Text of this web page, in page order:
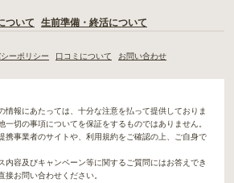
ついて 生前準備・終活について
ーポリシー 口コミについて お問い合わせ
情報にあたっては、十分な注意を払って提供しておりま
一切の事項についてを保証をするものではありません。
携事業者のサイトや、利用規約をご確認の上、ご自身で
内容及びキャンペーン等に関するご質問にはお答えでき
接お問い合わせください。